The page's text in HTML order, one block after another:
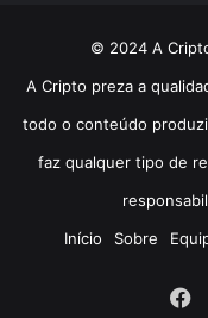
© 2024 A
A Cripto preza a
todo o conteúdo
faz qualquer tipo de
Início
Sobre